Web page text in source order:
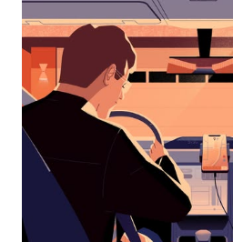
浏
日
并
期。